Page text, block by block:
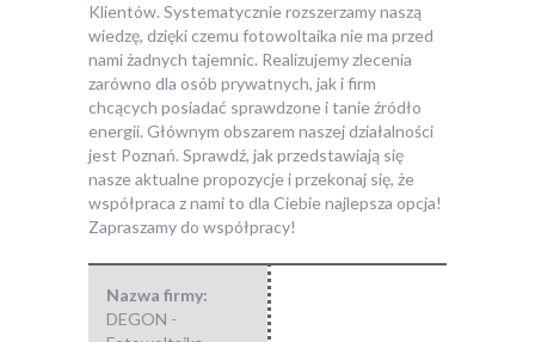
Klientów. Systematycznie rozszerzamy naszą
wiedzę, dzięki czemu fotowoltaika nie ma przed
nami żadnych tajemnic. Realizujemy zlecenia
zarówno dla osób prywatnych, jak i firm
chcących posiadać sprawdzone i tanie źródło
energii. Głównym obszarem naszej działalności
jest Poznań. Sprawdź, jak przedstawiają się
nasze aktualne propozycje i przekonaj się, że
współpraca z nami to dla Ciebie najlepsza opcja!
Zapraszamy do współpracy!
Nazwa firmy:
DEGON -